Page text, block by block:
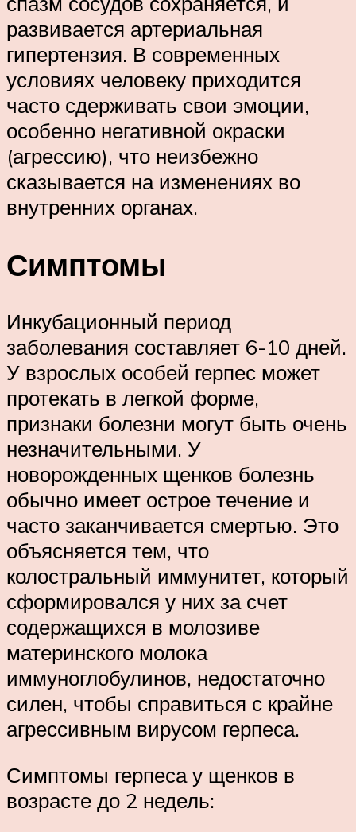
развивается артериальная
гипертензия. В современных
условиях человеку приходится
часто сдерживать свои эмоции,
особенно негативной окраски
(агрессию), что неизбежно
сказывается на изменениях во
внутренних органах.
Симптомы
Инкубационный период
заболевания составляет 6-10 дней.
У взрослых особей герпес может
протекать в легкой форме,
признаки болезни могут быть очень
незначительными. У
новорожденных щенков болезнь
обычно имеет острое течение и
часто заканчивается смертью. Это
объясняется тем, что
колостральный иммунитет, который
сформировался у них за счет
содержащихся в молозиве
материнского молока
иммуноглобулинов, недостаточно
силен, чтобы справиться с крайне
агрессивным вирусом герпеса.
Симптомы герпеса у щенков в
возрасте до 2 недель: